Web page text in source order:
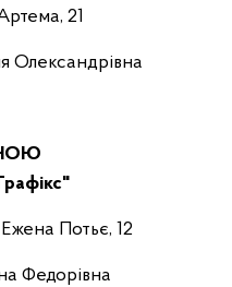
21
Олександрівна
Потьє, 12
Федорівна